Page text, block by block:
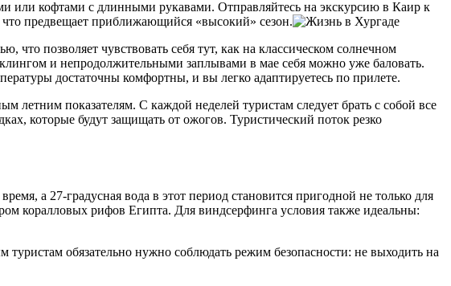
или кофтами с длинными рукавами. Отправляйтесь на экскурсию в Каир к
предвещает приближающийся «высокий» сезон.
что позволяет чувствовать себя тут, как на классическом солнечном
и непродолжительными заплывами в мае себя можно уже баловать.
достаточны комфортны, и вы легко адаптируетесь по прилете.
летним показателям. С каждой неделей туристам следует брать с собой все
которые будут защищать от ожогов. Туристический поток резко
а 27-градусная вода в этот период становится пригодной не только для
коралловых рифов Египта. Для виндсерфинга условия также идеальны:
обязательно нужно соблюдать режим безопасности: не выходить на